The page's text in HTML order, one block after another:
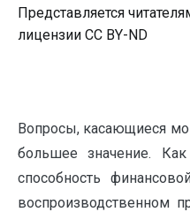
Представляется
лицензии CC BY-ND
Вопросы, касающиеся
большее значение.
способность
воспроизводственном